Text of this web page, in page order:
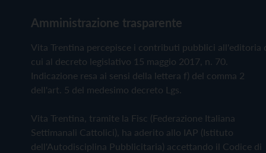
Amministrazione trasparente
Vita Trentina percepisce i contributi pubblici all'editoria
cui al decreto legislativo 15 maggio 2017, n. 70.
Indicazione resa ai sensi della lettera f) del comma 2
dell'art. 5 del medesimo decreto Lgs.
Vita Trentina, tramite la Fisc (Federazione Italiana
Settimanali Cattolici), ha aderito allo IAP (Istituto
dell'Autodisciplina Pubblicitaria) accettando il Codice di